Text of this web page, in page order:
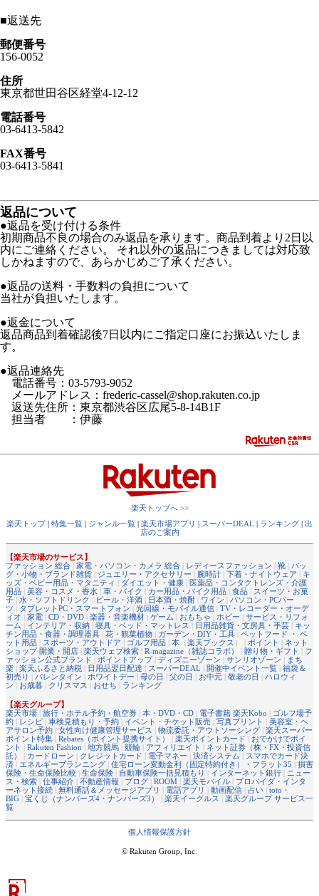
■返送先
郵便番号
156-0052
住所
東京都世田谷区経堂4-12-12
電話番号
03-6413-5842
FAX番号
03-6413-5841
返品について
●返品を受け付ける条件
初期商品不良の場合のみ返品を承ります。商品到着より2日以
内にご連絡ください。 それ以外の返品につきましては対応致
しかねますので、あらかじめご了承ください。
●返品の送料・手数料の負担について
当社が負担いたします。
●返金について
返品商品到着確認後7日以内にご指定口座にお振込いたしま
す。
●返品連絡先
電話番号：03-5793-9052
メールアドレス：frederic-cassel@shop.rakuten.co.jp
返送先住所：東京都渋谷区広尾5-8-14B1F
担当者 ：伊藤
楽天トップへ >>
楽天トップ| 特集一覧 | ジャンル一覧 | 楽天市場アプリ | スーパーDEAL | ランキング | 出
店のご案内
【楽天市場のサービス】
ファッション 総合 | 家電・パソコン・カメラ 総合 | レディースファッション | 靴 | バッ
グ・小物・ブランド雑貨 | ジュエリー・アクセサリー | 腕時計 | 下着・ナイトウェア | キ
ッズ・ベビー用品・マタニティ | ダイエット・健康 | 医薬品・コンタクトレンズ・介護
用品 | 美容・コスメ・香水 | 車・バイク | カー用品・バイク用品 | 食品 | スイーツ・お菓
子 | 水・ソフトドリンク | ビール・洋酒 | 日本酒・焼酎 | ワイン | パソコン・PCパー
ツ | タブレットPC・スマートフォン | 光回線・モバイル通信 | TV・レコーダー・オーデ
ィオ | 家電 | CD・DVD | 楽器・音楽機材 | ゲーム | おもちゃ | ホビー | サービス・リフォ
ーム | インテリア・収納 | 寝具・ベッド・マットレス | 日用品雑貨・文房具・手芸 | キッ
チン用品・食器・調理器具 | 花・観葉植物 | ガーデン・DIY・工具 | ペットフード ・ ペ
ット用品 | スポーツ・アウトドア | ゴルフ用品 | 本 （楽天ブックス ） | ポイント | ネット
ショップ 開業・開店 | 楽天ウェブ検索 | R-magazine（雑誌コラボ） | 贈り物・ギフト | フ
ァッション公式ブランド | ポイントアップ| ディズニーゾーン | サンリオゾーン | まち
楽 | 楽天ふるさと納税 | 日用品翌日配達 | スーパーDEAL | 開催中イベント一覧 | 福袋＆
初売り | バレンタイン | ホワイトデー | 母の日 | 父の日 | お中元 | 敬老の日 | ハロウィ
ン | お歳暮 | クリスマス | おせち | ランキング
【楽天グループ】
楽天市場 | 旅行・ホテル予約・航空券 | 本・DVD・CD | 電子書籍 楽天Kobo | ゴルフ場予
約 | レシピ | 車検見積もり・予約 | イベント・チケット販売 | 写真プリント | 美容室・ヘ
アサロン予約 | 女性向け健康管理サービス | 物流委託・アウトソーシング | 楽天スーパー
ポイント特集 | Rebates（ポイント提携サイト） | 楽天ポイントカード | おでかけでポイ
ント | Rakuten Fashion | 地方競馬 | 競輪 | アフィリエイト | ネット証券（株・FX・投資信
託）
| カードローン | クレジットカード | 電子マネー | 決済システム | スマホでカード決
済 | エネルギープランニング | 住宅ローン変動金利（固定特約付き）・フラット35 | 損害
保険・生命保険比較 | 生命保険 | 自動車保険一括見積もり | インターネット銀行 | ニュー
ス・検索 | 仕事紹介 | 不動産情報 | ブログ | ROOM | 楽天モバイル | プロバイダ・インタ
ーネット接続 | 無料通話＆メッセージアプリ | 電話アプリ | 動画配信 | 占い | toto・
BIG | 宝くじ（ナンバーズ4・ナンバーズ3） | 楽天イーグルス | 楽天グループ サービス一
覧
個人情報保護方針
© Rakuten Group, Inc.